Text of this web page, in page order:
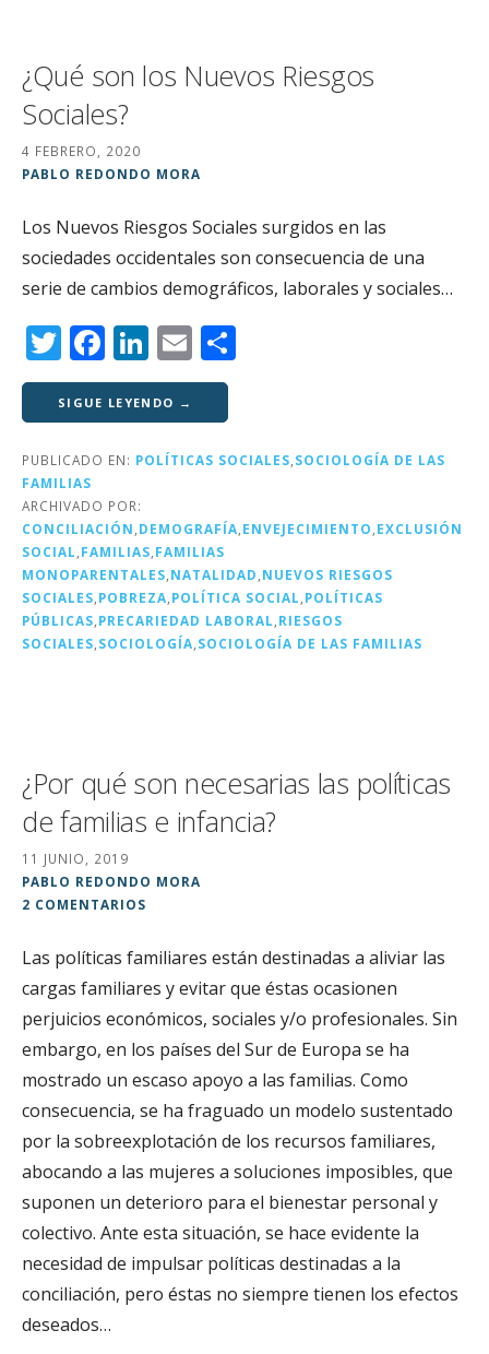
¿Qué son los Nuevos Riesgos
Sociales?
4 FEBRERO, 2020
PABLO REDONDO MORA
Los Nuevos Riesgos Sociales surgidos en las
sociedades occidentales son consecuencia de una
serie de cambios demográficos, laborales y sociales…
T
w
it
te
r
F
a
c
e
o
o
k
Li
n
k
e
n
E
m
ai
l p
rt
ir
SIGUE LEYENDO →
PUBLICADO EN: POLÍTICAS SOCIALES SOCIOLOGÍA DE LAS
FAMILIAS
ARCHIVADO POR:
CONCILIACIÓN DEMOGRAFÍA ENVEJECIMIENTO EXCLUSIÓN
SOCIAL FAMILIAS FAMILIAS
MONOPARENTALES NATALIDAD NUEVOS RIESGOS
SOCIALES POBREZA POLÍTICA SOCIAL POLÍTICAS
PÚBLICAS PRECARIEDAD LABORAL RIESGOS
SOCIALES SOCIOLOGÍA SOCIOLOGÍA DE LAS FAMILIAS
¿Por qué son necesarias las políticas
de familias e infancia?
11 JUNIO, 2019
PABLO REDONDO MORA
2 COMENTARIOS
Las políticas familiares están destinadas a aliviar las
cargas familiares y evitar que éstas ocasionen
perjuicios económicos, sociales y/o profesionales. Sin
embargo, en los países del Sur de Europa se ha
mostrado un escaso apoyo a las familias. Como
consecuencia, se ha fraguado un modelo sustentado
por la sobreexplotación de los recursos familiares,
abocando a las mujeres a soluciones imposibles, que
suponen un deterioro para el bienestar personal y
colectivo. Ante esta situación, se hace evidente la
necesidad de impulsar políticas destinadas a la
conciliación, pero éstas no siempre tienen los efectos
deseados…